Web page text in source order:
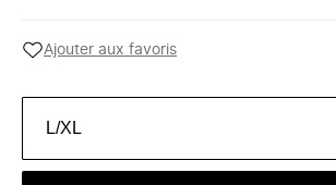
Ajouter aux favoris
L/XL